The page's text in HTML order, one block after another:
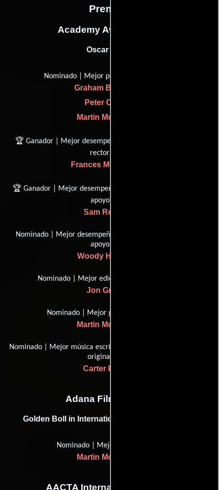
Premios
Academy Awards, USA
Oscar (2018)
Nominado | Mejor película del año
Graham Broadbent
Peter Czernin
Martin McDonagh
🏆 Ganador | Mejor desempeño por una actriz en un papel
rector
Frances McDormand
🏆 Ganador | Mejor desempeño por un actor en un papel de
apoyo
Sam Rockwell
Nominado | Mejor desempeño por un actor en un papel de
apoyo
Woody Harrelson
Nominado | Mejor edición de películas
Jon Gregory
Nominado | Mejor guión original
Martin McDonagh
Nominado | Mejor música escrita para películas, banda sonora
original
Carter Burwell
Adana Film Festival
Golden Boll in International Feature Film (2017)
Nominado | Mejor película
Martin McDonagh
AACTA International Awards